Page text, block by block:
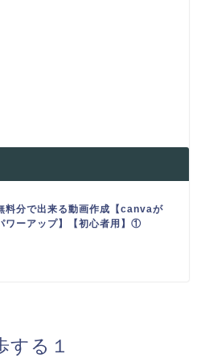
料分で出来る動画作成【canvaが
ワーアップ】【初心者用】①
する１